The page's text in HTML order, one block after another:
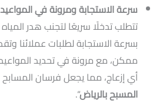
سرعة الاستجابة ومرونة في
تتطلب تدخلًا سريعًا لتجنب هدر المياه
بسرعة الاستجابة لطلبات عملائنا
ممكن، مع مرونة في تحديد
أي إزعاج، مما يجعل فرسان المسابح
المسبح بالرياض“.